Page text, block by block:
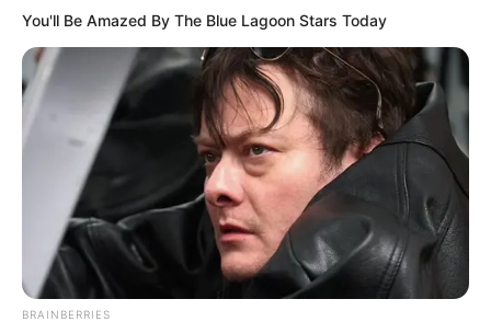
Bikin Ngakak, 10 Potret
Cosplay Murah Pakai Bahan
Seadanya
You'll Be Amazed By The Blue Lagoon Stars Today
BRAINBERRIES